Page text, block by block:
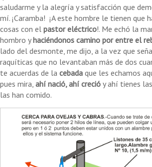
saludarme y la alegría y satisfacción que
mí. ¡Caramba! ¡A este hombre le tienen que
cosas con el pastor eléctrico!. Me echó la
hombro yhaciéndonos camino por entre el
lado del desmonte, me dijo, a la vez que
raquíticas que no levantaban más de dos
te acuerdas de la cebada que les echamos
pues mira, ahí nació, ahí creció y ahí tienes las
las han comido.